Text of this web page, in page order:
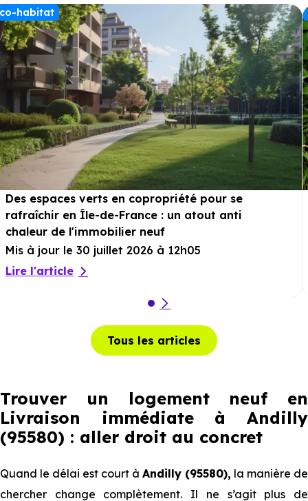
habitat
Des espaces verts en copropriété pour se
rafraîchir en Île-de-France : un atout anti
chaleur de l'immobilier neuf
Mis à jour le 30 juillet 2026 à 12h05
Lire l'article
Tous les articles
Trouver un logement neuf en
Livraison immédiate à Andilly
(95580) : aller droit au concret
Quand le délai est court à Andilly (95580), la manière de
chercher change complètement. Il ne s’agit plus de